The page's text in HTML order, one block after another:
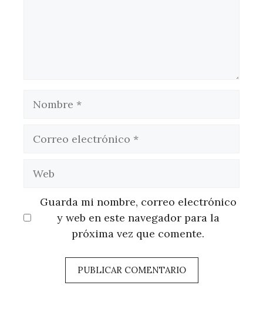
Guarda mi nombre, correo electrónico
y web en este navegador para la
próxima vez que comente.